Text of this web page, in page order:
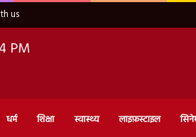
us
PM
धर्म शिक्षा स्वास्थ्य लाइफ़स्टाइल